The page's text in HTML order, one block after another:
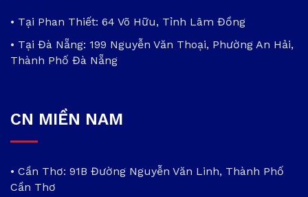
• Tại Phan Thiết: 64 Võ Hữu, Tỉnh Lâm Đồng
• Tại Đà Nẵng: 199 Nguyễn Văn Thoại, Phường An Hải,
Thành Phố Đà Nẵng
CN MIỀN NAM
• Cần Thơ: 91B Đường Nguyễn Văn Linh, Thành Phố
Cần Thơ